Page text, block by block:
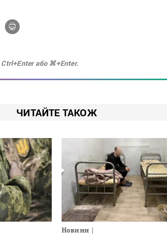
Ctrl+Enter або ⌘+Enter.
ЧИТАЙТЕ ТАКОЖ
Новини